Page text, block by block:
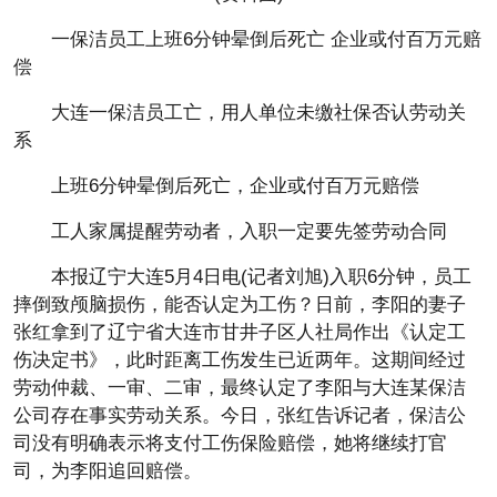
一保洁员工上班6分钟晕倒后死亡 企业或付百万元赔
偿
大连一保洁员工亡，用人单位未缴社保否认劳动关
系
上班6分钟晕倒后死亡，企业或付百万元赔偿
工人家属提醒劳动者，入职一定要先签劳动合同
本报辽宁大连5月4日电(记者刘旭)入职6分钟，员工
摔倒致颅脑损伤，能否认定为工伤？日前，李阳的妻子
张红拿到了辽宁省大连市甘井子区人社局作出《认定工
伤决定书》，此时距离工伤发生已近两年。这期间经过
劳动仲裁、一审、二审，最终认定了李阳与大连某保洁
公司存在事实劳动关系。今日，张红告诉记者，保洁公
司没有明确表示将支付工伤保险赔偿，她将继续打官
司，为李阳追回赔偿。